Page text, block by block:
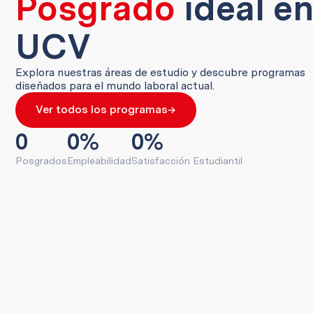
UCV
Explora nuestras áreas de estudio y descubre programas
diseñados para el mundo laboral actual.
Ver todos los programas→
0
Posgrados
0%
Empleabilidad
0%
Satisfacción Estudiantil